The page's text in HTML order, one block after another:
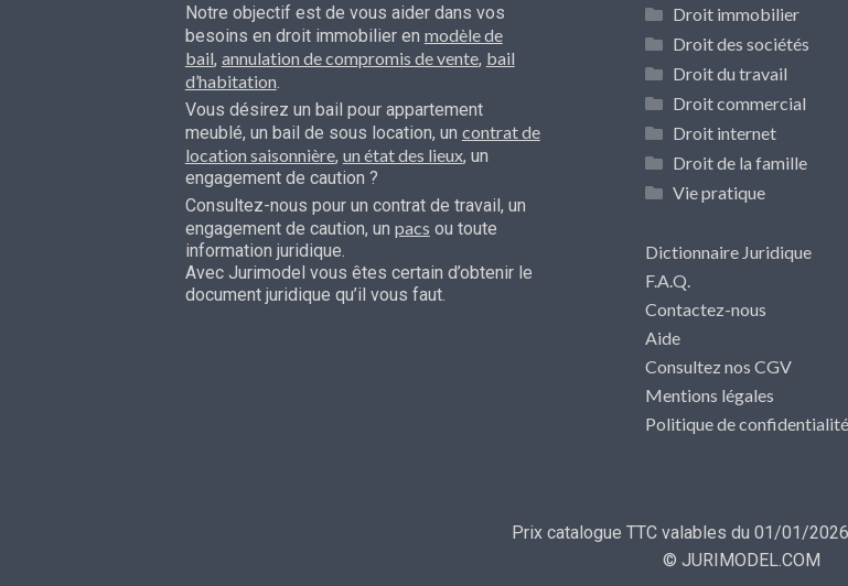
Notre objectif est de vous aider dans vos
besoins en droit immobilier en modèle de
bail, annulation de compromis de vente, bail
d’habitation
Vous désirez un bail pour appartement
meublé, un bail de sous location, un contrat de
location saisonnière, un état des lieux, un
engagement de caution ?
Consultez-nous pour un contrat de travail, un
engagement de caution, un pacs ou toute
information juridique.
Avec Jurimodel vous êtes certain d’obtenir le
document juridique qu’il vous faut.
Droit immobilier
Droit des sociétés
Droit du travail
Droit commercial
Droit internet
Droit de la famille
Vie pratique
Dictionnaire Juridique
F.A.Q.
Contactez-nous
Aide
Consultez nos CGV
Mentions légales
Politique de confidentialité
Prix catalogue TTC valables du 01/01/
© JURIMODEL.COM